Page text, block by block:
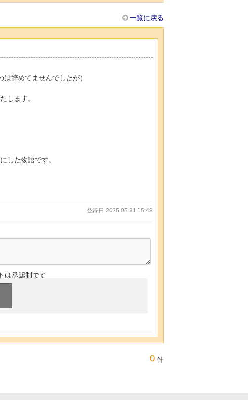
一覧に戻る
辞めてませんでしたが）
します。
した物語です。
登録日 2025.05.31 15:48
は承認制です
0 件